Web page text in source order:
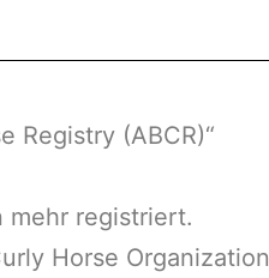
Registry (ABCR)“
mehr registriert.
Horse Organization